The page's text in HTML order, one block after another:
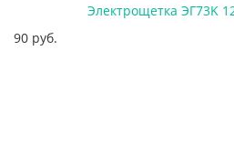
Электрощетка ЭГ73K
90 руб.